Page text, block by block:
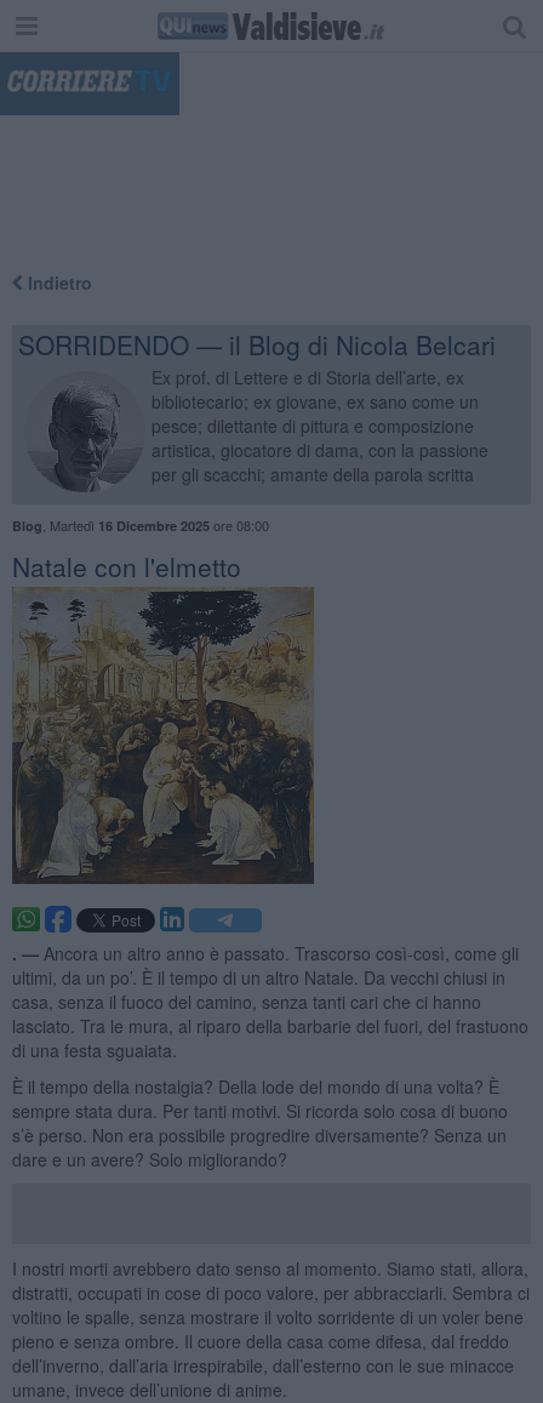
Indietro
SORRIDENDO — il Blog di Nicola Belcari
Ex prof. di Lettere e di Storia dell’arte, ex
bibliotecario; ex giovane, ex sano come un
pesce; dilettante di pittura e composizione
artistica, giocatore di dama, con la passione
per gli scacchi; amante della parola scritta
Blog Martedì 16 Dicembre 2025ore 08:00
Natale con l'elmetto
. — Ancora un altro anno è passato. Trascorso così-così, come gli
ultimi, da un po’. È il tempo di un altro Natale. Da vecchi chiusi in
casa, senza il fuoco del camino, senza tanti cari che ci hanno
lasciato. Tra le mura, al riparo della barbarie del fuori, del frastuono
di una festa sguaiata.
È il tempo della nostalgia? Della lode del mondo di una volta? È
sempre stata dura. Per tanti motivi. Si ricorda solo cosa di buono
s’è perso. Non era possibile progredire diversamente? Senza un
dare e un avere? Solo migliorando?
I nostri morti avrebbero dato senso al momento. Siamo stati, allora,
distratti, occupati in cose di poco valore, per abbracciarli. Sembra ci
voltino le spalle, senza mostrare il volto sorridente di un voler bene
pieno e senza ombre. Il cuore della casa come difesa, dal freddo
dell’inverno, dall’aria irrespirabile, dall’esterno con le sue minacce
umane, invece dell’unione di anime.